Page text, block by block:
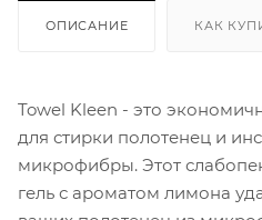
ОПИСАНИЕ КАК
Towel Kleen - это
для стирки полотенец и
микрофибры. Этот
гель с ароматом лимона